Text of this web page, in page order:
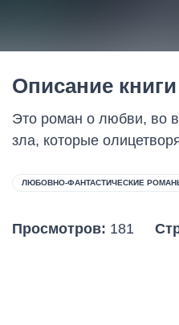
Описание книги
Это роман о любви, во
зла, которые
ЛЮБОВНО-ФАНТАСТИЧЕСКИЕ
Просмотров: 181